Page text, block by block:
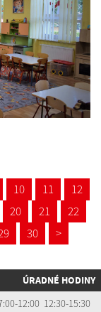
10 11
12
20 21
22
30 >
ÚRADNÉ HODINY
12:00 12:30-15:30